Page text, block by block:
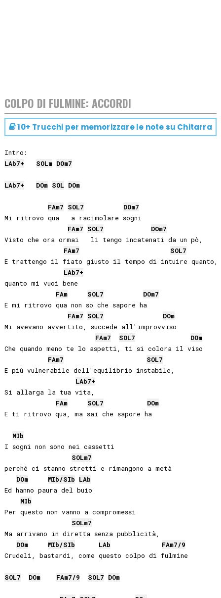
COLPO DI FULMINE: ACCORDI
10+ Trucchi per memorizzare le note su Chitarra
LAb7+ SOLm DOm7
LAb7+ DOm SOL DOm
FAm7 SOL7 DOm7
Mi ritrovo qua   a racimolare sogni
FAm7 SOL7 DOm7
Visto che ora ormai   li tengo incatenati da un pò,
FAm7 SOL7
E trattengo il fiato giusto il tempo di intuire
LAb7+
quanto mi vuoi bene
FAm SOL7 DOm7
E mi ritrovo qua non so che sapore ha
FAm7 SOL7 DOm
Mi avevano avvertito, succede all'improvviso
FAm7 SOL7 DOm
Che quando meno te lo aspetti, ti si colora il viso
FAm7 SOL7
E più vulnerabile dell'equilibrio instabile,
LAb7+
Si allarga la tua vita,
FAm SOL7 DOm
E ti ritrovo qua, ma sai che sapore ha
MIb
I sogni non sono nei cassetti
SOLm7
perché ci stanno stretti e rimangono a metà
DOm MIb/SIb LAb
Ed hanno paura del buio
MIb
Per questo non vanno a compromessi
SOLm7
Ma arrivano in diretta senza pubblicità,
DOm MIb/SIb LAb FAm7/9
Crudeli, bastardi, come questo colpo di fulmine
SOL7 DOm FAm7/9 SOL7 DOm